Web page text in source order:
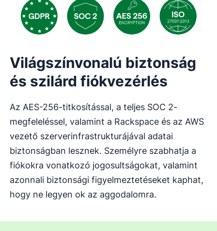
Világszínvonalú biztonság
és szilárd fiókvezérlés
Az AES-256-titkosítással, a teljes SOC 2-
megfeleléssel, valamint a Rackspace és az AWS
vezető szerverinfrastrukturájával adatai
biztonságban lesznek. Személyre szabhatja a
fiókokra vonatkozó jogosultságokat, valamint
azonnali biztonsági figyelmeztetéseket kaphat,
hogy ne legyen ok az aggodalomra.